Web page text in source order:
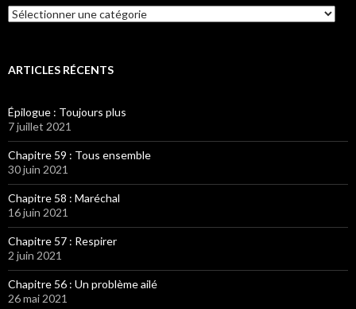
Catégories
ARTICLES RÉCENTS
Épilogue : Toujours plus
7 juillet 2021
Chapitre 59 : Tous ensemble
30 juin 2021
Chapitre 58 : Maréchal
16 juin 2021
Chapitre 57 : Respirer
2 juin 2021
Chapitre 56 : Un problème ailé
26 mai 2021